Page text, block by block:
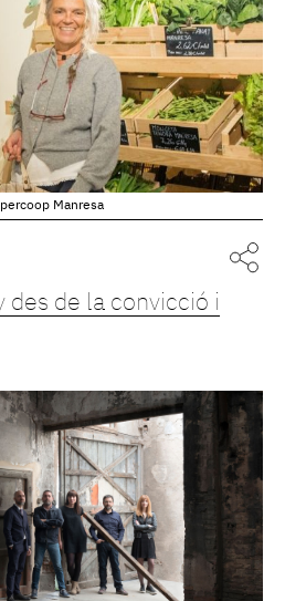
Manresa
des de la convicció i